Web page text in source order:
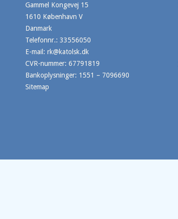
Gammel Kongevej 15
1610 København V
Danmark
Telefonnr.: 33556050
E-mail : rk@katolsk.dk
CVR-nummer: 67791819
Bankoplysninger: 1551 – 7096690
Sitemap